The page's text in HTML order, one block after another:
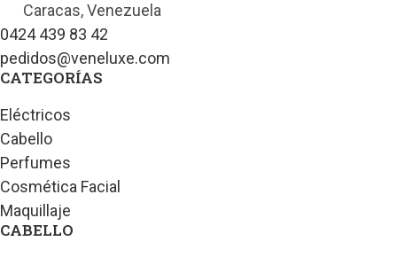
Caracas, Venezuela
0424 439 83 42
pedidos@veneluxe.com
CATEGORÍAS
Eléctricos
Cabello
Perfumes
Cosmética Facial
Maquillaje
CABELLO